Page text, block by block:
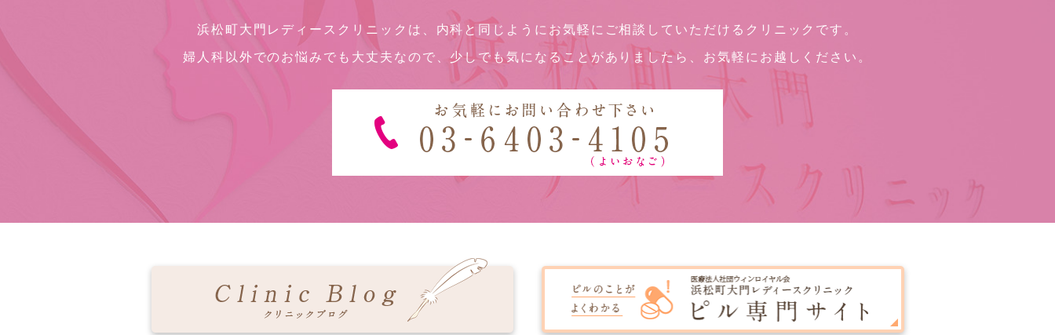
浜松町大門レディースクリニックは、内科と同じようにお気軽にご相談していただけるクリニックです。
婦人科以外でのお悩みでも大丈夫なので、少しでも気になることがありましたら、お気軽にお越しください。